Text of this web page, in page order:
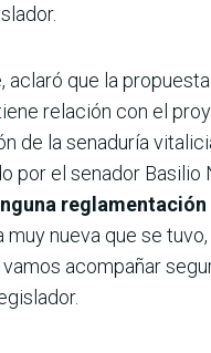
aclaró que la
relación con el
de la senaduría
por el senador Basilio
muy nueva que se
acompañar